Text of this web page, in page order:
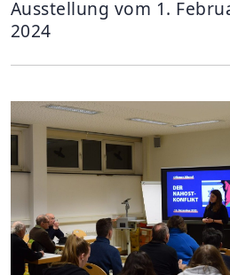
Ausstellung vom 1.
2024